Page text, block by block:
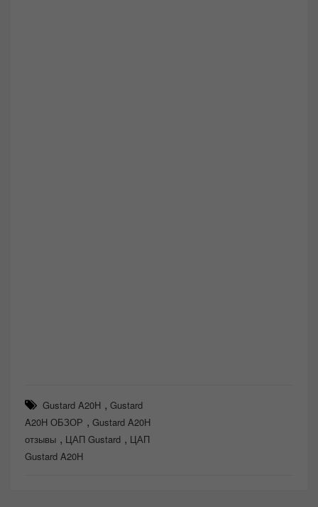
Gustard A20H , Gustard
A20H ОБЗОР , Gustard A20H
отзывы , ЦАП Gustard , ЦАП
Gustard A20H